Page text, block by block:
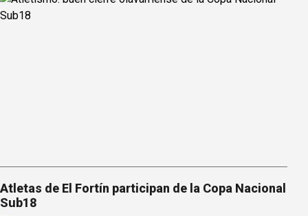
Atletas de El Fortín participan de la Copa Nacional
Sub18